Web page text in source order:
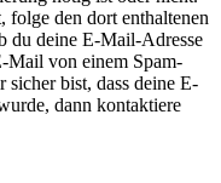
folge den dort enthaltenen
du deine E-Mail-Adresse
Mail von einem Spam-
bist, dass deine E-
dann kontaktiere